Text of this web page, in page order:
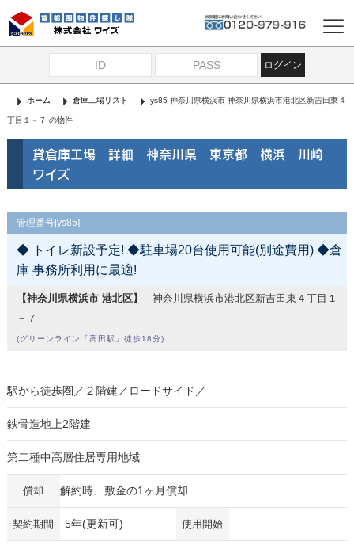
ログイン
ホーム 倉庫工場リスト ys85 神奈川県横浜市 神奈川県横浜市港北区新吉田東４
丁目１－７ の物件
貸倉庫工場 詳細 神奈川県 東京都 横浜 川崎
ワイズ
管理番号[ys85]
◆ トイレ新設予定! ◆駐車場20台使用可能(別途費用) ◆倉
庫 事務所利用に最適!
【神奈川県横浜市 港北区】
神奈川県横浜市港北区新吉田東４丁目１
－７
(グリーンライン「高田駅」徒歩18分)
駅から徒歩圏／２階建／ロードサイド／
鉄骨造地上2階建
第二種中高層住居専用地域
償却 解約時、敷金の1ヶ月償却
契約期間 5年(更新可) 使用開始